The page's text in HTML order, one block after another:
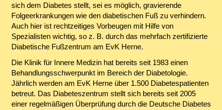
sich dem Diabetes stellt, sei es möglich, gravierende
Folgeerkrankungen wie den diabetischen Fuß zu verhindern.
Auch hier ist rechtzeitiges Vorbeugen mit Hilfe von
Spezialisten wichtig, so z. B. durch das mehrfach zertifizierte
Diabetische Fußzentrum am EvK Herne.
Die Klinik für Innere Medizin hat bereits seit 1983 einen
Behandlungsschwerpunkt im Bereich der Diabetologie.
Jährlich werden am EvK Herne über 1.500 Diabetespatienten
betreut. Das Diabeteszentrum stellt sich bereits seit 2005
einer regelmäßigen Überprüfung durch die Deutsche Diabetes